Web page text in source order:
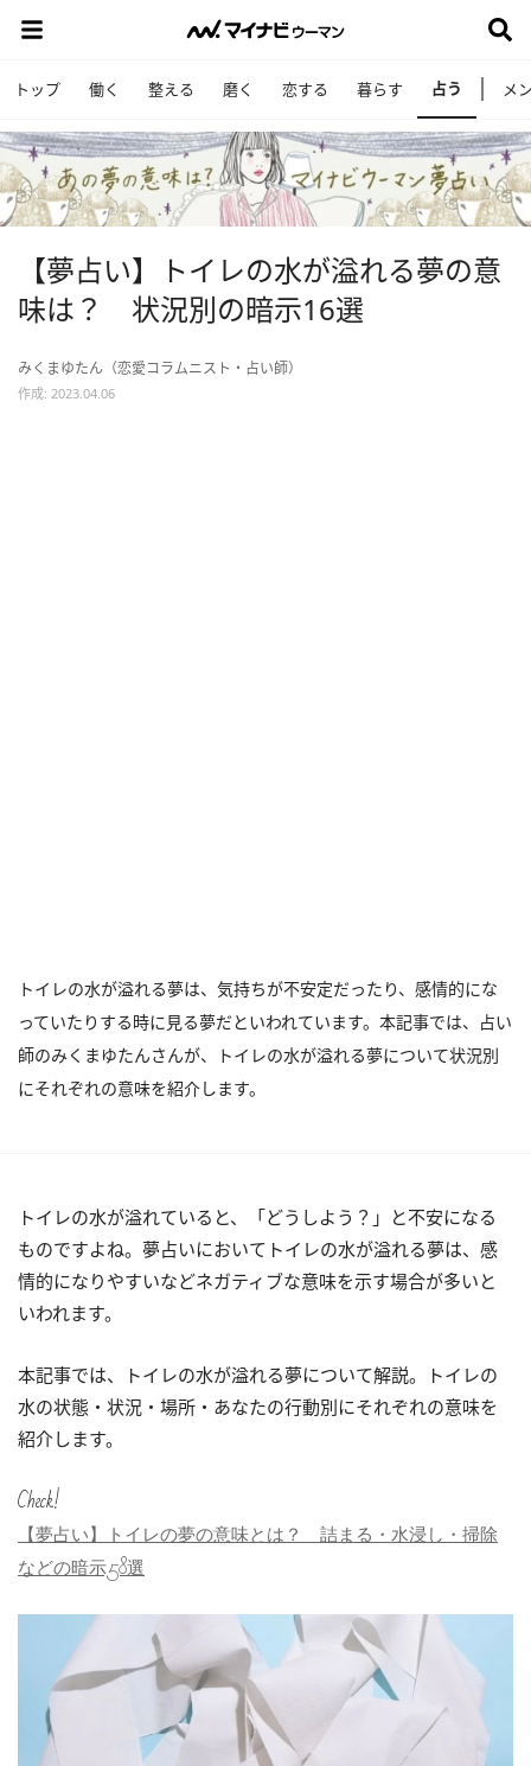
トップ 働く 整える 磨く 恋する 暮らす 占う メ
【夢占い】トイレの水が溢れる夢の意
味は？ 状況別の暗示16選
みくまゆたん（恋愛コラムニスト・占い師）
作成: 2023.04.06
トイレの水が溢れる夢は、気持ちが不安定だったり、感情的にな
っていたりする時に見る夢だといわれています。本記事では、占い
師のみくまゆたんさんが、トイレの水が溢れる夢について状況別
にそれぞれの意味を紹介します。
トイレの水が溢れていると、「どうしよう？」と不安になる
ものですよね。夢占いにおいてトイレの水が溢れる夢は、感
情的になりやすいなどネガティブな意味を示す場合が多いと
いわれます。
本記事では、トイレの水が溢れる夢について解説。トイレの
水の状態・状況・場所・あなたの行動別にそれぞれの意味を
紹介します。
Check!
【夢占い】トイレの夢の意味とは？ 詰まる・水浸し・掃除
などの暗示58選